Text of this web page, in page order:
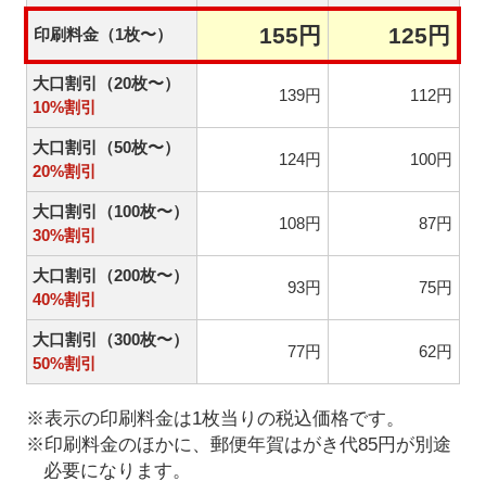
印刷料金（1枚〜） 155円 125円
大口割引（20枚〜）
10%割引
139円 112円
大口割引（50枚〜）
20%割引
124円 100円
大口割引（100枚〜）
30%割引
108円 87円
大口割引（200枚〜）
40%割引
93円 75円
大口割引（300枚〜）
50%割引
77円 62円
※表示の印刷料金は1枚当りの税込価格です。
※印刷料金のほかに、郵便年賀はがき代85円が別途
必要になります。